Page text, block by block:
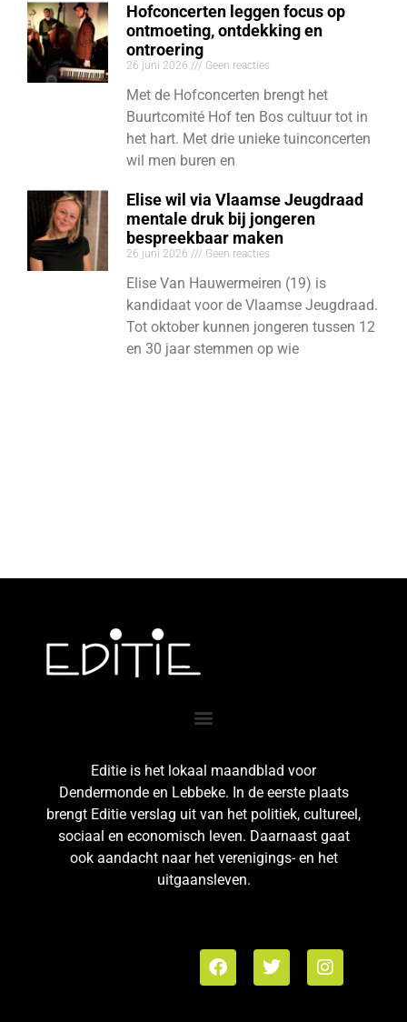
Hofconcerten leggen focus op
ontmoeting, ontdekking en
ontroering
26 juni 2026 Geen reacties
Met de Hofconcerten brengt het
Buurtcomité Hof ten Bos cultuur tot in
het hart. Met drie unieke tuinconcerten
wil men buren en
Elise wil via Vlaamse Jeugdraad
mentale druk bij jongeren
bespreekbaar maken
26 juni 2026 Geen reacties
Elise Van Hauwermeiren (19) is
kandidaat voor de Vlaamse Jeugdraad.
Tot oktober kunnen jongeren tussen 12
en 30 jaar stemmen op wie
Editie is het lokaal maandblad voor
Dendermonde en Lebbeke. In de eerste plaats
brengt Editie verslag uit van het politiek, cultureel,
sociaal en economisch leven. Daarnaast gaat
ook aandacht naar het verenigings- en het
uitgaansleven.